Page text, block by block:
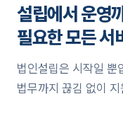
설립에서 운영
필요한 모든 서
법인설립은 시작일 뿐
법무까지 끊김 없이